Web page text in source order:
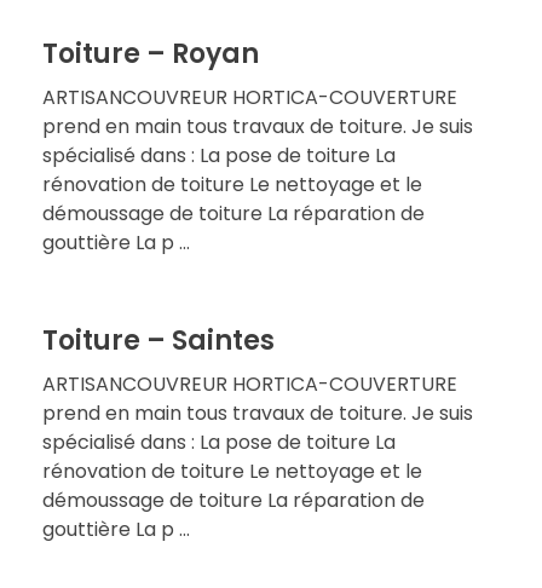
Toiture – Royan
ARTISANCOUVREUR HORTICA-COUVERTURE
prend en main tous travaux de toiture. Je suis
spécialisé dans : La pose de toiture La
rénovation de toiture Le nettoyage et le
démoussage de toiture La réparation de
gouttière La p ...
Toiture – Saintes
ARTISANCOUVREUR HORTICA-COUVERTURE
prend en main tous travaux de toiture. Je suis
spécialisé dans : La pose de toiture La
rénovation de toiture Le nettoyage et le
démoussage de toiture La réparation de
gouttière La p ...